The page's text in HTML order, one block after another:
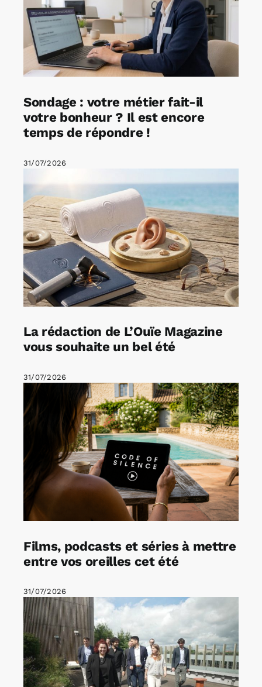
Sondage : votre métier fait-il
votre bonheur ? Il est encore
temps de répondre !
31/07/2026
La rédaction de L’Ouïe Magazine
vous souhaite un bel été
31/07/2026
Films, podcasts et séries à mettre
entre vos oreilles cet été
31/07/2026